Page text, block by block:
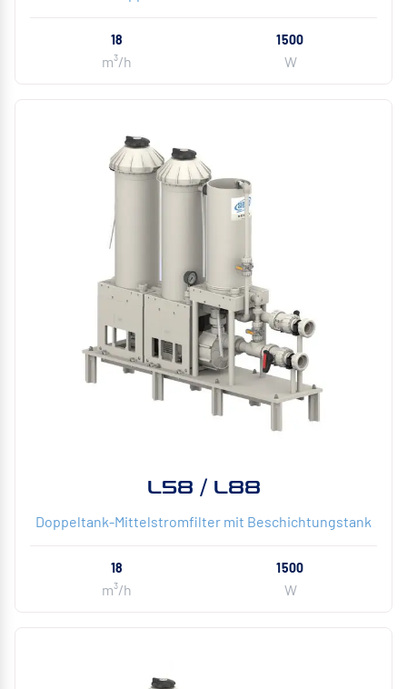
18
m³/h
1500
W
L58 / L88
Doppeltank-Mittelstromfilter mit Beschichtungstank
18
m³/h
1500
W